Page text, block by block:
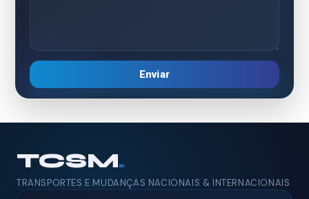
Enviar
TCSM.
TRANSPORTES E MUDANÇAS NACIONAIS & INTERNACIONAIS